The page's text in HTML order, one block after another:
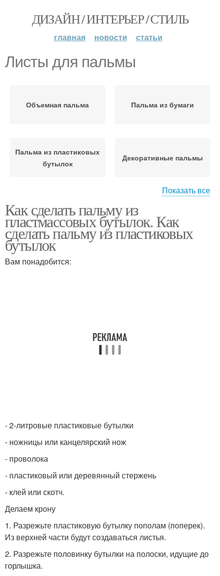
ДИЗАЙН / ИНТЕРЬЕР / СТИЛЬ
главная новости статьи
Листы для пальмы
Объемная пальма Пальма из бумаги
Пальма из пластиковых
бутылок
Декоративные пальмы
Пальма из бутылок Красивая пальма
Показать все
Как сделать пальму из
пластмассовых бутылок. Как
сделать пальму из пластиковых
бутылок
Вам понадобится:
- 2-литровые пластиковые бутылки
- ножницы или канцелярский нож
- проволока
- пластиковый или деревянный стержень
- клей или скотч.
Делаем крону
1. Разрежьте пластиковую бутылку пополам (поперек).
Из верхней части будут создаваться листья.
2. Разрежьте половинку бутылки на полоски, идущие до
горлышка.